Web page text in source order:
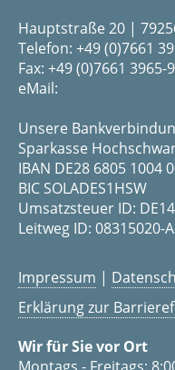
Hauptstraße 20 |
Telefon: +49 (0)7661
Fax: +49 (0)7661 3965-
eMail:
Unsere
Sparkasse
IBAN DE28 6805 1004
BIC SOLADES1HSW
Umsatzsteuer ID:
Leitweg ID: 08315020-
Impressum |
Erklärung zur
Wir für Sie vor Ort